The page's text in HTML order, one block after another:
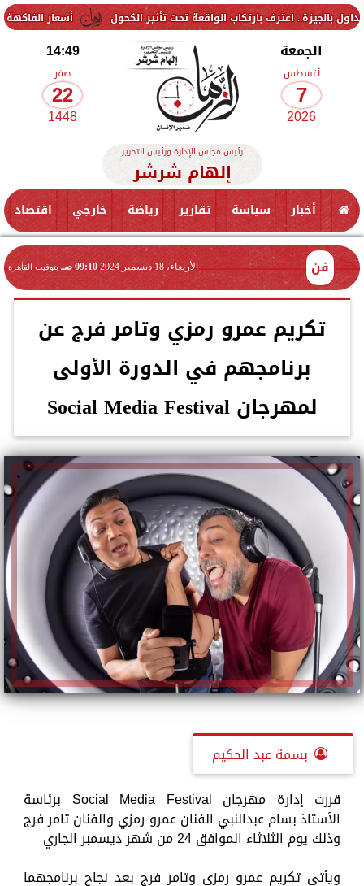
أسعار الفاكهة اليوم الجمعة 7 أغسطس 2026 في الأسواق.. الموز بكام بارتكاب الواقعة تحت تأثير الكحول
الجمعة
أغسطس
7
2026
14:49
صفر
22
1448
رئيس مجلس الإدارة ورئيس التحرير
إلهام شرشر
أخبار سياسة تقارير رياضة خارجي اقتصاد
فن الأربعاء، 18 ديسمبر 2024 09:10 صـ بتوقيت القاهرة
تكريم عمرو رمزي وتامر فرج عن
برنامجهم في الدورة الأولى
لمهرجان Social Media Festival
بسمة عبد الحكيم
قررت إدارة مهرجان Social Media Festival برئاسة
الأستاذ بسام عبدالنبي الفنان عمرو رمزي والفنان تامر فرج
وذلك يوم الثلاثاء الموافق 24 من شهر ديسمبر الجاري
ويأتي تكريم عمرو رمزي وتامر فرج بعد نجاح برنامجهما